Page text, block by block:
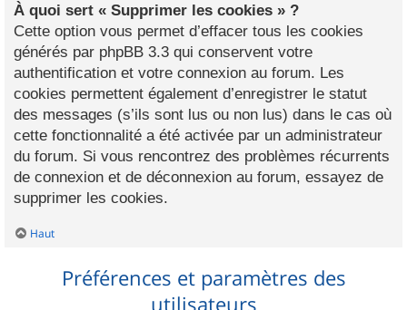
À quoi sert « Supprimer les cookies » ?
Cette option vous permet d’effacer tous les cookies
générés par phpBB 3.3 qui conservent votre
authentification et votre connexion au forum. Les
cookies permettent également d’enregistrer le statut
des messages (s’ils sont lus ou non lus) dans le cas où
cette fonctionnalité a été activée par un administrateur
du forum. Si vous rencontrez des problèmes récurrents
de connexion et de déconnexion au forum, essayez de
supprimer les cookies.
Haut
Préférences et paramètres des